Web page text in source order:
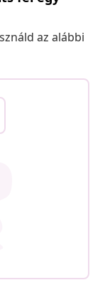
az alábbi